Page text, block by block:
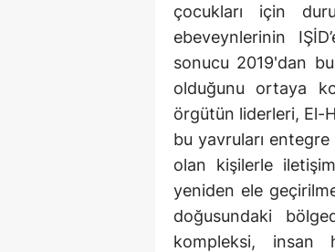
çocukları için
ebeveynlerinin
sonucu 2019'dan
olduğunu ortaya
örgütün liderleri, El-
bu yavruları
olan kişilerle
yeniden ele
doğusundaki
kompleksi, insan